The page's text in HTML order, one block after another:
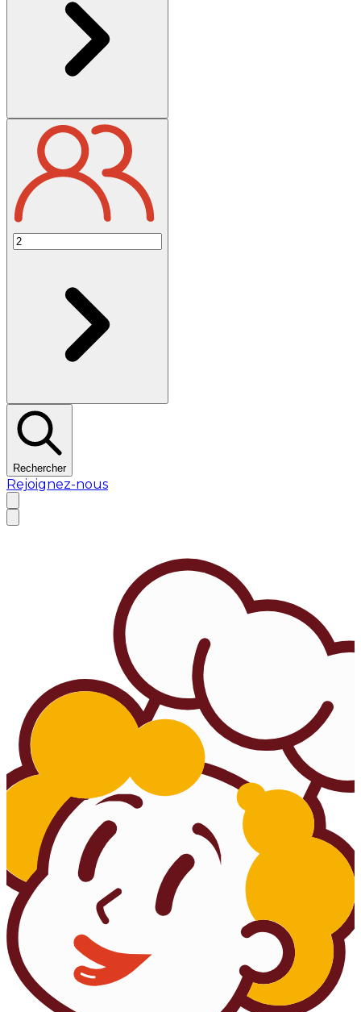
Rechercher
Rejoignez-nous